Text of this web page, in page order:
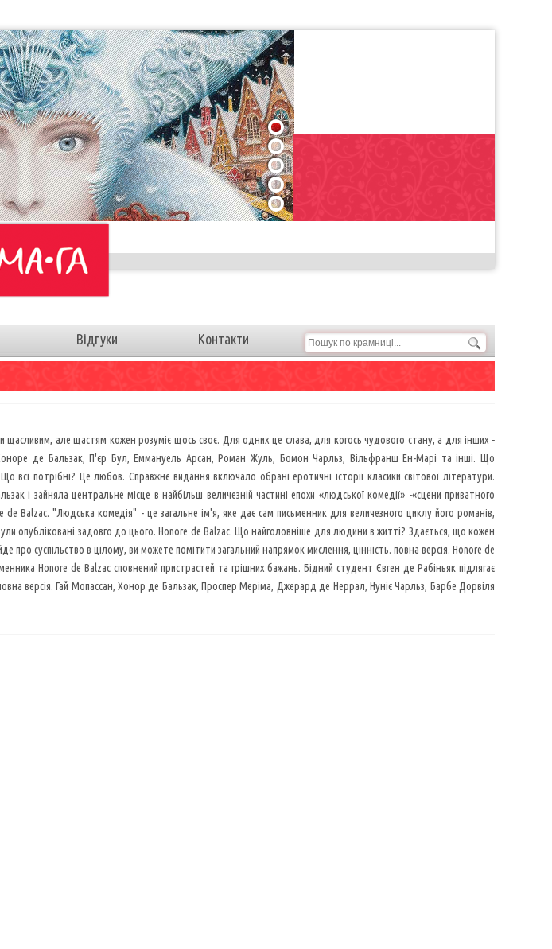
1
2
3
4
5
Відгуки Контакти
щасливим, але щастям кожен розуміє щось своє. Для одних це слава, для когось чудового стану, а для інших -
де Бальзак, П'єр Бул, Еммануель Арсан, Роман Жуль, Бомон Чарльз, Вільфранш Ен-Марі та інші. Що
всі потрібні? Це любов. Справжнє видання включало обрані еротичні історії класики світової літератури.
і зайняла центральне місце в найбільш величезній частині епохи «людської комедії» -«сцени приватного
de Balzac. "Людська комедія" - це загальне ім'я, яке дає сам письменник для величезного циклу його романів,
були опубліковані задовго до цього. Honore de Balzac. Що найголовніше для людини в житті? Здається, що кожен
про суспільство в цілому, ви можете помітити загальний напрямок мислення, цінність. повна версія. Honore de
Honore de Balzac сповнений пристрастей та грішних бажань. Бідний студент Євген де Рабіньяк підлягає
версія. Гай Мопассан, Хонор де Бальзак, Проспер Меріма, Джерард де Неррал, Нуніє Чарльз, Барбе Дорвіля